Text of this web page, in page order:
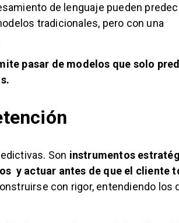
de lenguaje pueden
tradicionales, pero con una
pasar de modelos que solo
Son instrumentos
y actuar antes de que el cliente
con rigor, entendiendo los